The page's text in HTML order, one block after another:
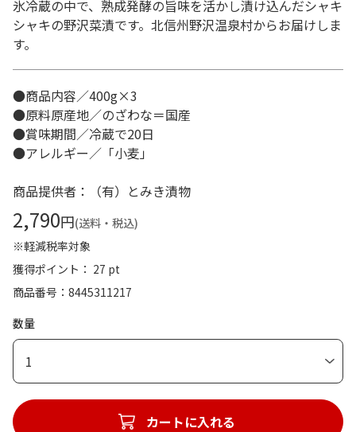
氷冷蔵の中で、熟成発酵の旨味を活かし漬け込んだシャキ
シャキの野沢菜漬です。北信州野沢温泉村からお届けしま
す。
●商品内容／400g×3
●原料原産地／のざわな＝国産
●賞味期間／冷蔵で20日
●アレルギー／「小麦」
商品提供者：（有）とみき漬物
2,790円(送料・税込)
※軽減税率対象
獲得ポイント： 27 pt
商品番号
8445311217
数量
1
カートに入れる